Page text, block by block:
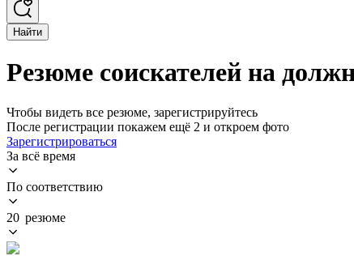
Найти
Резюме соискателей на
Чтобы видеть все резюме, зарегистрируйтесь
После регистрации покажем ещё 2 и откроем фото
Зарегистрироваться
За всё время
По соответствию
20 резюме